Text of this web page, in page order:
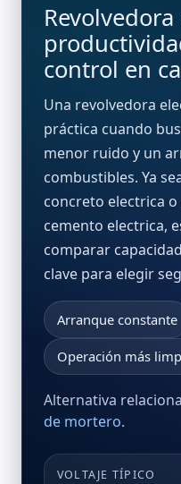
control en
Una revolvedora
práctica cuando
menor ruido y un
combustibles. Ya
concreto electrica o
cemento electrica,
comparar
clave para elegir
Arranque constante
Operación más
Alternativa
de mortero.
VOLTAJE TÍPICO